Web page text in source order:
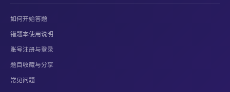
如何开始答题
错题本使用说明
账号注册与登录
题目收藏与分享
常见问题